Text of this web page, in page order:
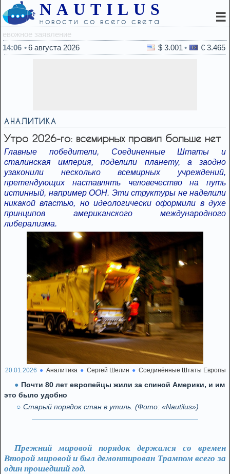
NAUTILUS
новости со всего света ☰
14:06
6 августа 2026 $ 3.001 € 3.465
АНАЛИТИКА
Утро 2026-го: всемирных правил больше нет
Главные победители, Соединенные Штаты и
сталинская империя, поделили планету, а заодно
узаконили несколько всемирных учреждений,
претендующих наставлять человечество на путь
истинный, например ООН. Эти структуры не наделили
никакой властью, но идеологически оформили в духе
принципов американского международного
либерализма.
20.01.2026 Аналитика Сергей Шелин Соединённые Штаты Европы
Почти 80 лет европейцы жили за спиной Америки, и им
это было удобно
Старый порядок стан в утиль. (Фото: «Nautilus»)
Прежний мировой порядок держался со времен
Второй мировой и был демонтирован Трампом всего за
один прошедший год.